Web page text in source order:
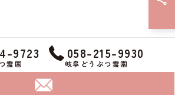
9723
霊園
058-215-9930
岐阜どうぶつ霊園